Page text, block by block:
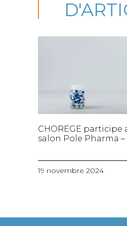
CHOREGE participe
salon Pole Pharma –
19 novembre 2024